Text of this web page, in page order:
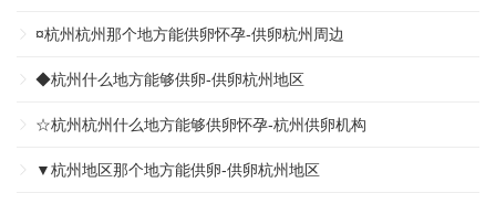
¤杭州杭州那个地方能供卵怀孕-供卵杭州周边
◆杭州什么地方能够供卵-供卵杭州地区
☆杭州杭州什么地方能够供卵怀孕-杭州供卵机构
▼杭州地区那个地方能供卵-供卵杭州地区